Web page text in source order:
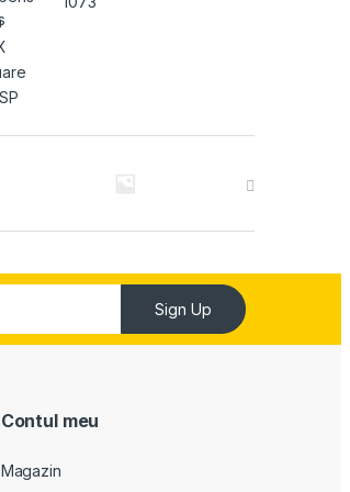
Sign Up
Contul meu
Magazin